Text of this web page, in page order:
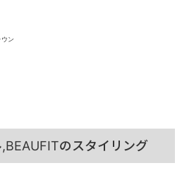
ン
のスタイリング